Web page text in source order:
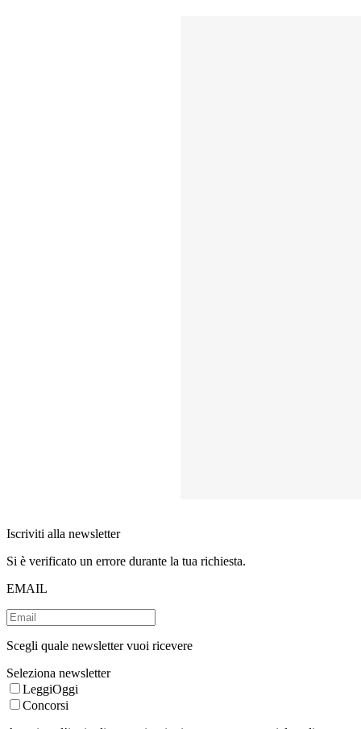
Iscriviti alla newsletter
Si è verificato un errore durante la tua richiesta.
EMAIL
Scegli quale newsletter vuoi ricevere
Seleziona newsletter
LeggiOggi
Concorsi